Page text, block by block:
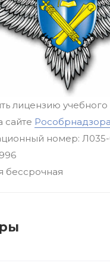
лицензию учебного
сайте Рособрнадзора
номер: Л035-
бессрочная